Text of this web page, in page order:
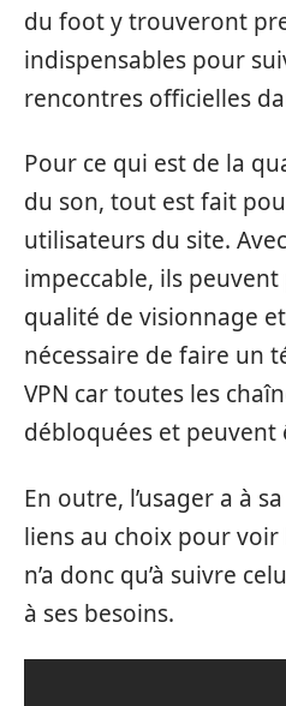
du foot y trouveront
indispensables pour
rencontres officielles
Pour ce qui est de la
du son, tout est fait
utilisateurs du site.
impeccable, ils
qualité de visionnage et
nécessaire de faire un
VPN car toutes les
débloquées et peuvent
En outre, l’usager a à
liens au choix pour
n’a donc qu’à suivre
à ses besoins.